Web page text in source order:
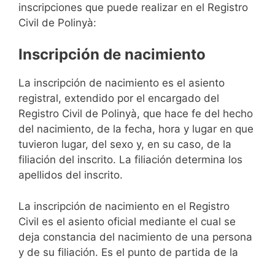
inscripciones que puede realizar en el Registro
Civil de Polinyà:
Inscripción de nacimiento
La inscripción de nacimiento es el asiento
registral, extendido por el encargado del
Registro Civil de Polinyà, que hace fe del hecho
del nacimiento, de la fecha, hora y lugar en que
tuvieron lugar, del sexo y, en su caso, de la
filiación del inscrito. La filiación determina los
apellidos del inscrito.
La inscripción de nacimiento en el Registro
Civil es el asiento oficial mediante el cual se
deja constancia del nacimiento de una persona
y de su filiación. Es el punto de partida de la